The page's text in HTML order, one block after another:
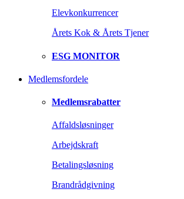
Elevkonkurrencer
Årets Kok & Årets Tjener
ESG MONITOR
Medlemsfordele
Medlemsrabatter
Affaldsløsninger
Arbejdskraft
Betalingsløsning
Brandrådgivning